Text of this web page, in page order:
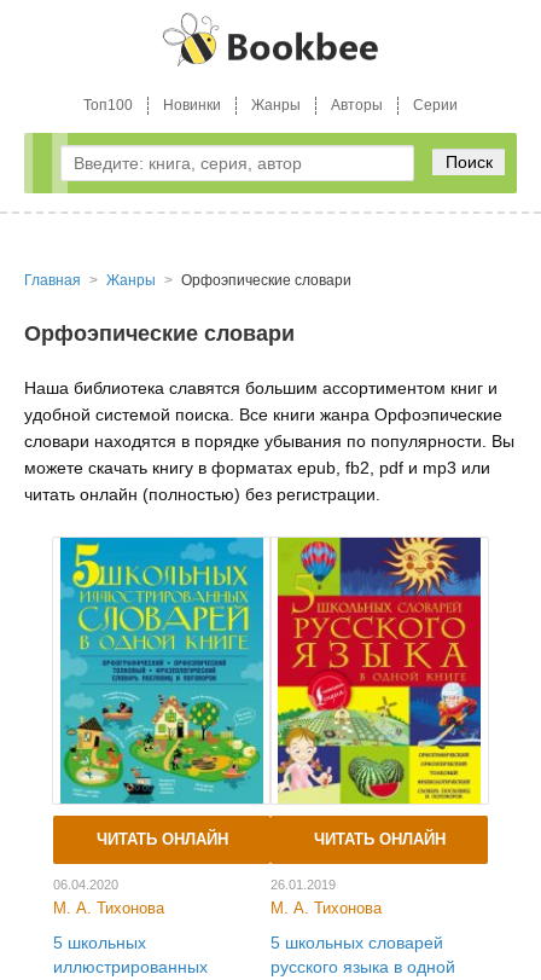
Топ100 Новинки Жанры Авторы Серии
Поиск
Главная Жанры Орфоэпические словари
Орфоэпические словари
Наша библиотека славятся большим ассортиментом книг и
удобной системой поиска. Все книги жанра Орфоэпические
словари находятся в порядке убывания по популярности. Вы
можете скачать книгу в форматах epub, fb2, pdf и mp3 или
читать онлайн (полностью) без регистрации.
ЧИТАТЬ ОНЛАЙН
06.04.2020
М. А. Тихонова
5 школьных
иллюстрированных
ЧИТАТЬ ОНЛАЙН
26.01.2019
М. А. Тихонова
5 школьных словарей
русского языка в одной